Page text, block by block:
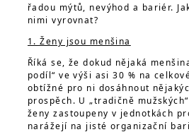
řadou mýtů, nevýhod a bariér.
nimi vyrovnat?
1. Ženy jsou menšina
Říká se, že dokud nějaká
podíl“ ve výši asi 30 % na
obtížné pro ni dosáhnout
prospěch. U „tradičně
ženy zastoupeny v jednotkách
narážejí na jisté organizační